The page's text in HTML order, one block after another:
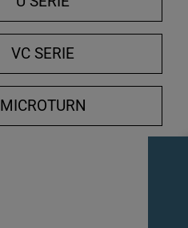
l
ß
n
VC SERIE
MICROTURN